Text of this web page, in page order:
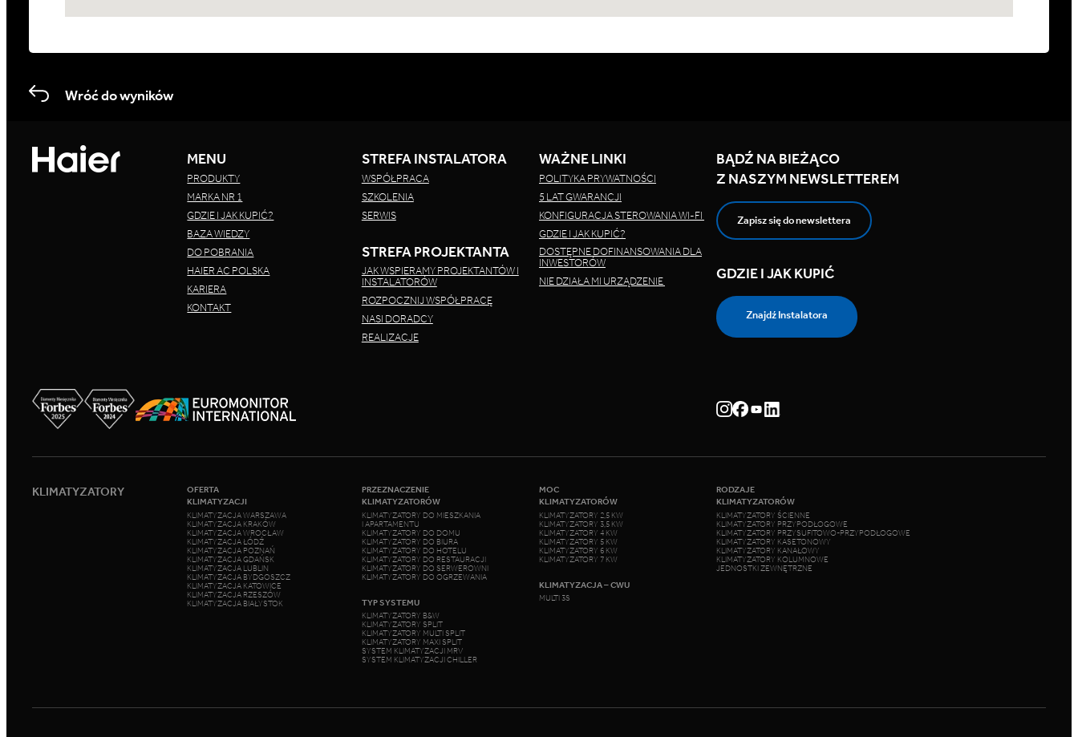
Wróć do wyników
MENU
PRODUKTY
MARKA NR 1
GDZIE I JAK KUPIĆ?
BAZA WIEDZY
DO POBRANIA
HAIER AC POLSKA
KARIERA
KONTAKT
STREFA INSTALATORA
WSPÓŁPRACA
SZKOLENIA
SERWIS
STREFA PROJEKTANTA
JAK WSPIERAMY PROJEKTANTÓW I
INSTALATORÓW
ROZPOCZNIJ WSPÓŁPRACĘ
NASI DORADCY
REALIZACJE
WAŻNE LINKI
POLITYKA PRYWATNOŚCI
5 LAT GWARANCJI
KONFIGURACJA STEROWANIA WI-FI
GDZIE I JAK KUPIĆ?
DOSTĘPNE DOFINANSOWANIA DLA
INWESTORÓW
NIE DZIAŁA MI URZĄDZENIE
BĄDŹ NA BIEŻĄCO
Z NASZYM NEWSLETTEREM
Zapisz się do newslettera
GDZIE I JAK KUPIĆ
Znajdź Instalatora
KLIMATYZATORY
OFERTA
KLIMATYZACJI
KLIMATYZACJA WARSZAWA
KLIMATYZACJA KRAKÓW
KLIMATYZACJA WROCŁAW
KLIMATYZACJA ŁÓDŹ
KLIMATYZACJA POZNAŃ
KLIMATYZACJA GDAŃSK
KLIMATYZACJA LUBLIN
KLIMATYZACJA BYDGOSZCZ
KLIMATYZACJA KATOWICE
KLIMATYZACJA RZESZÓW
KLIMATYZACJA BIAŁYSTOK
PRZEZNACZENIE
KLIMATYZATORÓW
KLIMATYZATORY DO MIESZKANIA
I APARTAMENTU
KLIMATYZATORY DO DOMU
KLIMATYZATORY DO BIURA
KLIMATYZATORY DO HOTELU
KLIMATYZATORY DO RESTAURACJI
KLIMATYZATORY DO SERWEROWNI
KLIMATYZATORY DO OGRZEWANIA
TYP SYSTEMU
KLIMATYZATORY B&W
KLIMATYZATORY SPLIT
KLIMATYZATORY MULTI SPLIT
KLIMATYZATORY MAXI SPLIT
SYSTEM KLIMATYZACJI MRV
SYSTEM KLIMATYZACJI CHILLER
MOC
KLIMATYZATORÓW
KLIMATYZATORY 2,5 KW
KLIMATYZATORY 3,5 KW
KLIMATYZATORY 4 KW
KLIMATYZATORY 5 KW
KLIMATYZATORY 6 KW
KLIMATYZATORY 7 KW
KLIMATYZACJA – CWU
MULTI 3S
RODZAJE
KLIMATYZATORÓW
KLIMATYZATORY ŚCIENNE
KLIMATYZATORY PRZYPODŁOGOWE
KLIMATYZATORY PRZYSUFITOWO-PRZYPODŁOGOWE
KLIMATYZATORY KASETONOWY
KLIMATYZATORY KANAŁOWY
KLIMATYZATORY KOLUMNOWE
JEDNOSTKI ZEWNĘTRZNE